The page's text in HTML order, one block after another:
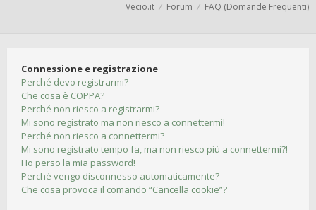
Vecio.it Forum FAQ (Domande Frequenti)
Connessione e registrazione
Perché devo registrarmi?
Che cosa è COPPA?
Perché non riesco a registrarmi?
Mi sono registrato ma non riesco a connettermi!
Perché non riesco a connettermi?
Mi sono registrato tempo fa, ma non riesco più a connettermi?!
Ho perso la mia password!
Perché vengo disconnesso automaticamente?
Che cosa provoca il comando “Cancella cookie”?